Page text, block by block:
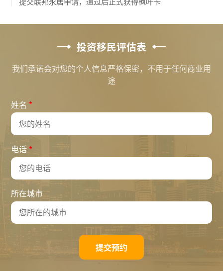
提交联邦永居申请，通过后正式获得枫叶卡
投资移民评估表
我们承诺会对您的个人信息严格保密，不用于任何商业用
途
姓名 *
电话 *
所在城市
提交预约